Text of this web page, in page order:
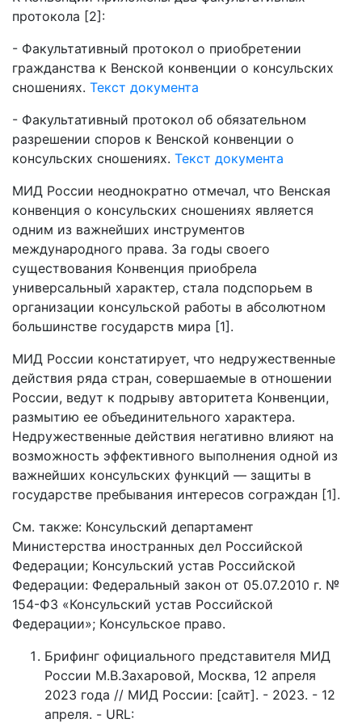
протокола [2]:
- Факультативный протокол о приобретении
гражданства к Венской конвенции о консульских
сношениях. Текст документа
- Факультативный протокол об обязательном
разрешении споров к Венской конвенции о
консульских сношениях. Текст документа
МИД России неоднократно отмечал, что Венская
конвенция о консульских сношениях является
одним из важнейших инструментов
международного права. За годы своего
существования Конвенция приобрела
универсальный характер, стала подспорьем в
организации консульской работы в абсолютном
большинстве государств мира [1].
МИД России констатирует, что недружественные
действия ряда стран, совершаемые в отношении
России, ведут к подрыву авторитета Конвенции,
размытию ее объединительного характера.
Недружественные действия негативно влияют на
возможность эффективного выполнения одной из
важнейших консульских функций — защиты в
государстве пребывания интересов сограждан [1].
См. также: Консульский департамент
Министерства иностранных дел Российской
Федерации; Консульский устав Российской
Федерации: Федеральный закон от 05.07.2010 г. №
154-ФЗ «Консульский устав Российской
Федерации»; Консульское право.
Брифинг официального представителя МИД
России М.В.Захаровой, Москва, 12 апреля
2023 года // МИД России: [сайт]. - 2023. - 12
апреля. - URL: